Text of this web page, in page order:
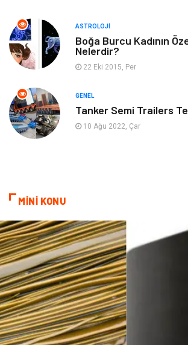
Mobilya
Finans
Aksesuar
Astroloji
ASTROLOJI
Boğa Burcu Kadının
Nelerdir?
22 Eki 2015, Per
GENEL
Tanker Semi Trailers
10 Ağu 2022, Çar
MİNİ KONU